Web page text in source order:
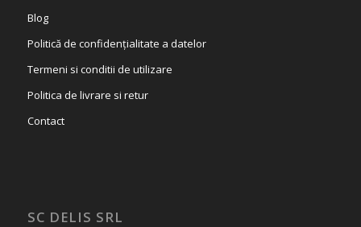
Blog
Politică de confidențialitate a datelor
Termeni si conditii de utilizare
Politica de livrare si retur
Contact
SC DELIS SRL